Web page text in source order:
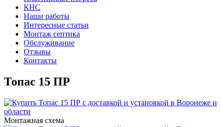
КНС
Наши работы
Интересные статьи
Монтаж септика
Обслуживание
Отзывы
Контакты
Топас 15 ПР
Монтажная схема